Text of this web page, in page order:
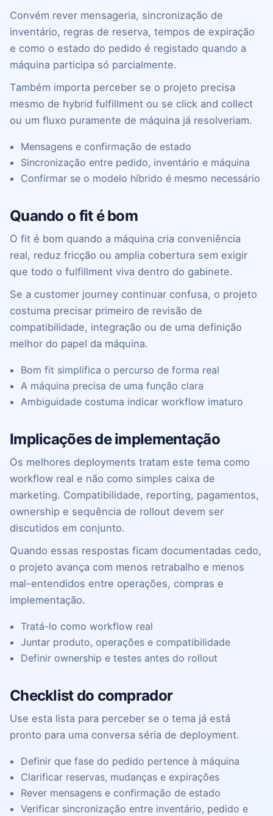
Convém rever mensageria, sincronização de
inventário, regras de reserva, tempos de expiração
e como o estado do pedido é registado quando a
máquina participa só parcialmente.
Também importa perceber se o projeto precisa
mesmo de hybrid fulfillment ou se click and collect
ou um fluxo puramente de máquina já resolveriam.
Mensagens e confirmação de estado
Sincronização entre pedido, inventário e máquina
Confirmar se o modelo híbrido é mesmo necessário
Quando o fit é bom
O fit é bom quando a máquina cria conveniência
real, reduz fricção ou amplia cobertura sem exigir
que todo o fulfillment viva dentro do gabinete.
Se a customer journey continuar confusa, o projeto
costuma precisar primeiro de revisão de
compatibilidade, integração ou de uma definição
melhor do papel da máquina.
Bom fit simplifica o percurso de forma real
A máquina precisa de uma função clara
Ambiguidade costuma indicar workflow imaturo
Implicações de implementação
Os melhores deployments tratam este tema como
workflow real e não como simples caixa de
marketing. Compatibilidade, reporting, pagamentos,
ownership e sequência de rollout devem ser
discutidos em conjunto.
Quando essas respostas ficam documentadas cedo,
o projeto avança com menos retrabalho e menos
mal-entendidos entre operações, compras e
implementação.
Tratá-lo como workflow real
Juntar produto, operações e compatibilidade
Definir ownership e testes antes do rollout
Checklist do comprador
Use esta lista para perceber se o tema já está
pronto para uma conversa séria de deployment.
Definir que fase do pedido pertence à máquina
Clarificar reservas, mudanças e expirações
Rever mensagens e confirmação de estado
Verificar sincronização entre inventário, pedido e